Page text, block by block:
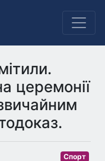
церемонії
Спорт